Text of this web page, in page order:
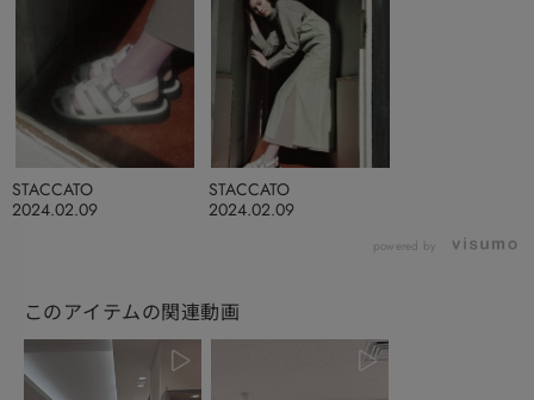
2024.02.09
STACCATO
2024.02.09
STACCATO
powered by
このアイテムの関連動画